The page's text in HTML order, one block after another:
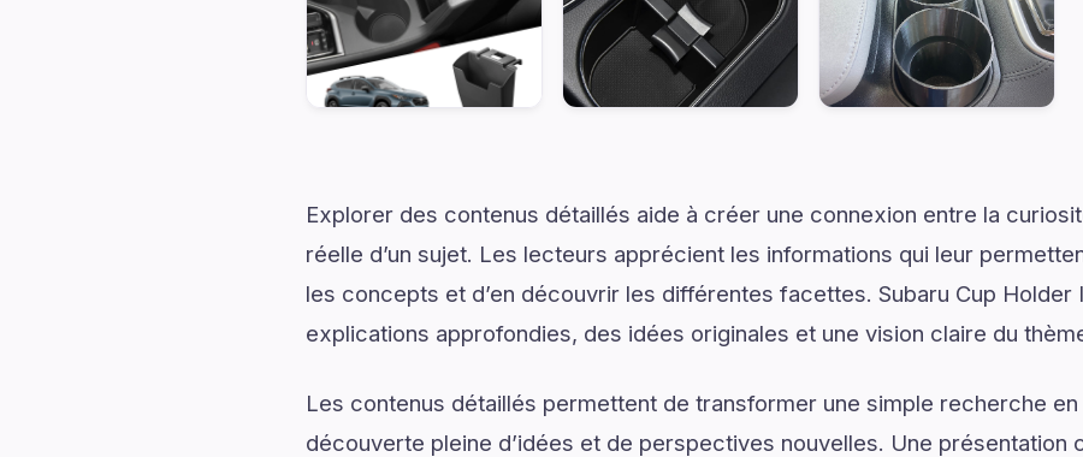
Explorer des contenus détaillés aide à créer une connexion entre la
réelle d’un sujet. Les lecteurs apprécient les informations qui leur
les concepts et d’en découvrir les différentes facettes. Subaru Cup Holder
explications approfondies, des idées originales et une vision claire du
Les contenus détaillés permettent de transformer une simple recherche
découverte pleine d’idées et de perspectives nouvelles. Une présentation